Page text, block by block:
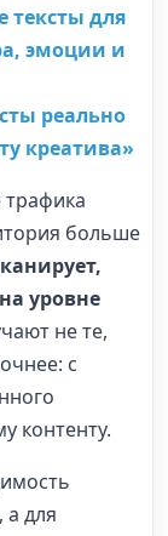
для
эмоции и
реально
креатива»
больше
уровне
не те,
с
контенту.
а для